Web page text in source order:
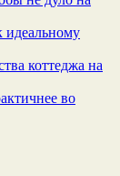
идеальному
коттеджа на
во